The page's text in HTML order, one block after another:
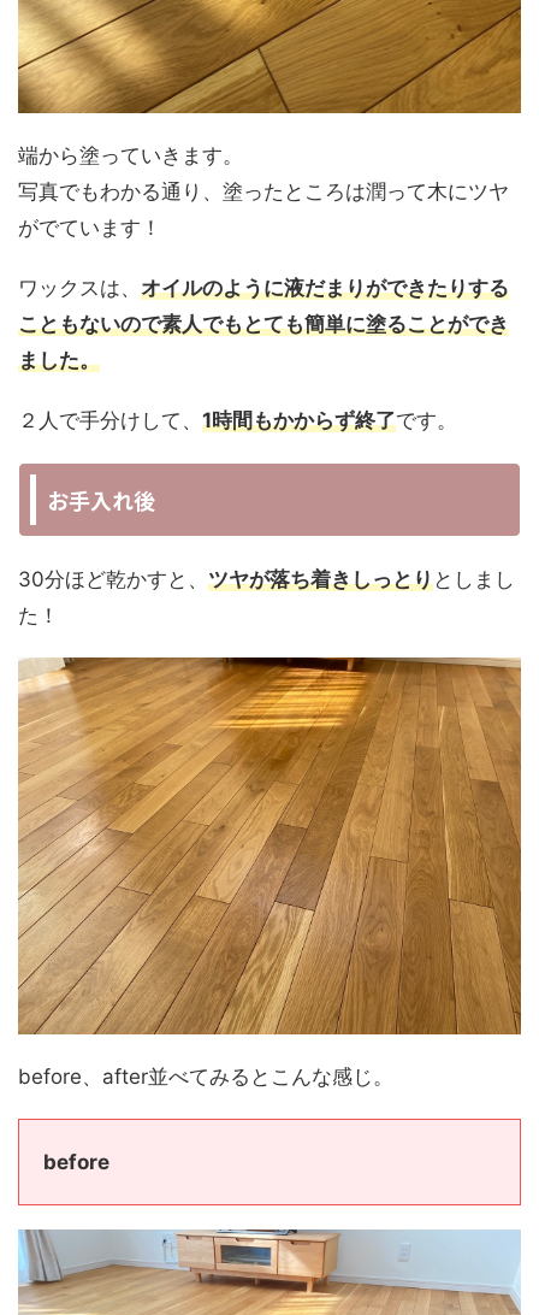
端から塗っていきます。
写真でもわかる通り、塗ったところは潤って木にツヤ
がでています！
ワックスは、 オイルのように液だまりができたりする
こともないので素人でもとても簡単に塗ることができ
ました。
２人で手分けして、 1時間もかからず終了です。
お手入れ後
30分ほど乾かすと、 ツヤが落ち着きしっとりとしまし
た！
before、after並べてみるとこんな感じ。
before